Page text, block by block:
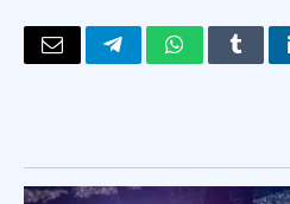
Tumblrواتسابتيلقرامالبريد